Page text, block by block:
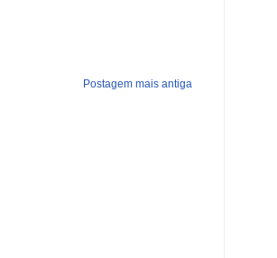
Postagem mais antiga